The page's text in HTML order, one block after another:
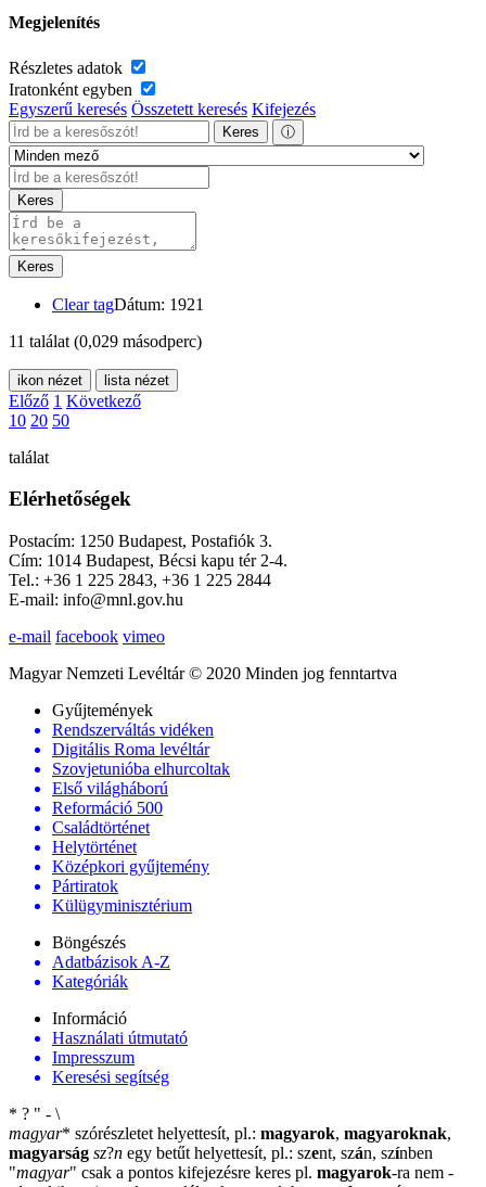
Megjelenítés
Részletes adatok
Iratonként egyben
Egyszerű keresés Összetett keresés Kifejezés
Keres ⓘ
Keres
Keres
Clear tagDátum: 1921
11 találat (0,029 másodperc)
ikon nézet lista nézet
Előző 1 Következő
10 20 50
találat
Elérhetőségek
Postacím: 1250 Budapest, Postafiók 3.
Cím: 1014 Budapest, Bécsi kapu tér 2-4.
Tel.: +36 1 225 2843, +36 1 225 2844
E-mail: info@mnl.gov.hu
e-mail facebook vimeo
Magyar Nemzeti Levéltár © 2020 Minden jog fenntartva
Gyűjtemények
Rendszerváltás vidéken
Digitális Roma levéltár
Szovjetunióba elhurcoltak
Első világháború
Reformáció 500
Családtörténet
Helytörténet
Középkori gyűjtemény
Pártiratok
Külügyminisztérium
Böngészés
Adatbázisok A-Z
Kategóriák
Információ
Használati útmutató
Impresszum
Keresési segítség
* ? " - \
magyar* szórészletet helyettesít, pl.: magyarok, magyaroknak,
magyarság sz?n egy betűt helyettesít, pl.: szent, szán, színben
"magyar" csak a pontos kifejezésre keres pl. magyarok-ra nem -